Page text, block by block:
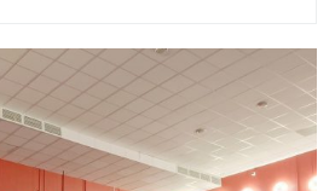
стендапа в баре.